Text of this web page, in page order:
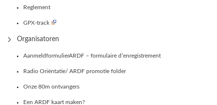
Reglement
GPX-track
Organisatoren
AanmeldformulierARDF – formulaire d’enregistrement
Radio Oriëntatie/ ARDF promotie folder
Onze 80m ontvangers
Een ARDF kaart maken?